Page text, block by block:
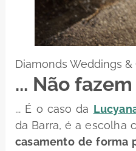
Diamonds Weddings &
... Não
... É o caso da
da Barra, é a escolha
casamento de forma